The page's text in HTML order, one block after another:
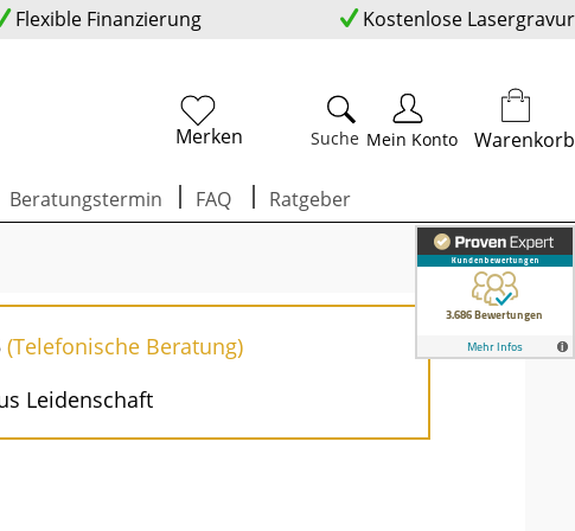
Flexible Finanzierung Kostenlose Lasergravur
Suche
Merken Mein Konto Warenkorb
Beratungstermin FAQ Ratgeber
(Telefonische Beratung)
Leidenschaft